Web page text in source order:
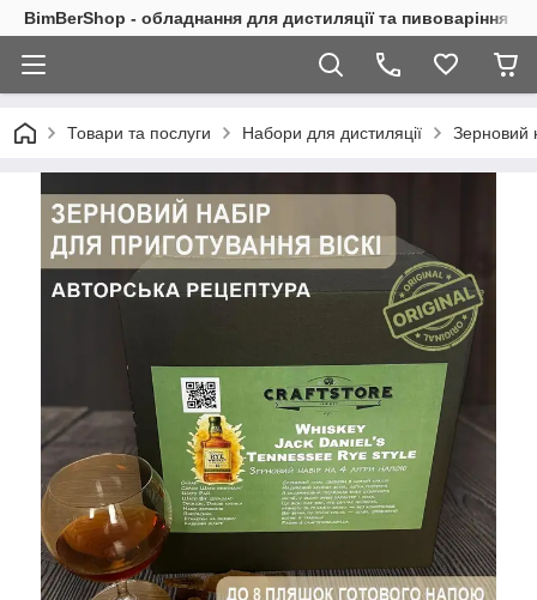
BimBerShop - обладнання для дистиляції та пивоваріння
Товари та послуги Набори для дистиляції Зерновий